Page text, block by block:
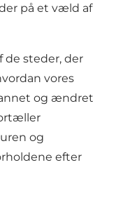
på et væld af
de steder, der
vores
og ændret
og
efter